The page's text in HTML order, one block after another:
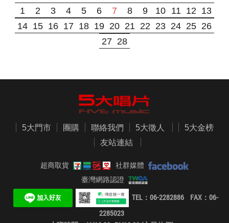
1 2 3 4 5 6 7 8 9 10 11 12 13
14 15 16 17 18 19 20 21 22 23 24 25 26
27 28
5大門市 團購 聯絡我們 5大徵人
5大金榜
友站連結
超商取貨
社群媒體
臺灣網路認證
TEL：06-2282886 FAX：06-
2285023